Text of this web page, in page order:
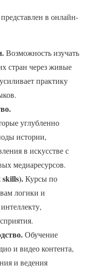
в онлайн-
Возможность изучать
стран через живые
практику
углубленно
истории,
в искусстве с
медиаресурсов.
Курсы по
логики и
Обучение
и видео контента,
и ведения